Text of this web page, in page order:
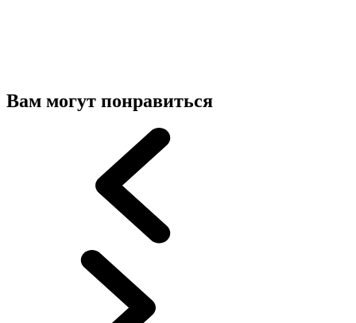
Вам могут понравиться